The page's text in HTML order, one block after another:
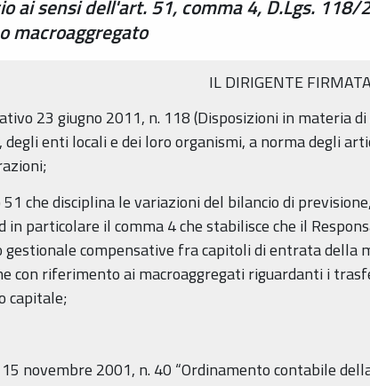
ai sensi dell'art. 51, comma 4, D.Lgs.
macroaggregato
IL DIRIGENTE
23 giugno 2011, n. 118 (Disposizioni in materia
enti locali e dei loro organismi, a norma degli
che disciplina le variazioni del bilancio di
in particolare il comma 4 che stabilisce che il
compensative fra capitoli di entrata della
con riferimento ai macroaggregati riguardanti i
capitale;
novembre 2001, n. 40 “Ordinamento contabile